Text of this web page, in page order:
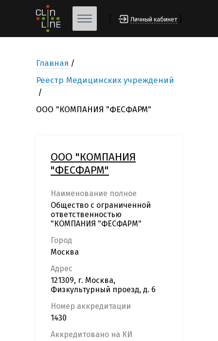
Личный кабинет
Главная
Реестр Медицинских учреждений
ООО "КОМПАНИЯ "ФЕСФАРМ"
ООО "КОМПАНИЯ
"ФЕСФАРМ"
Наименование полное
Общество с ограниченной
ответственностью
"КОМПАНИЯ "ФЕСФАРМ"
Город
Москва
Адрес
121309, г. Москва,
Физкультурный проезд, д. 6
Номер аккредитации
1430
Аккредитовано на КИ